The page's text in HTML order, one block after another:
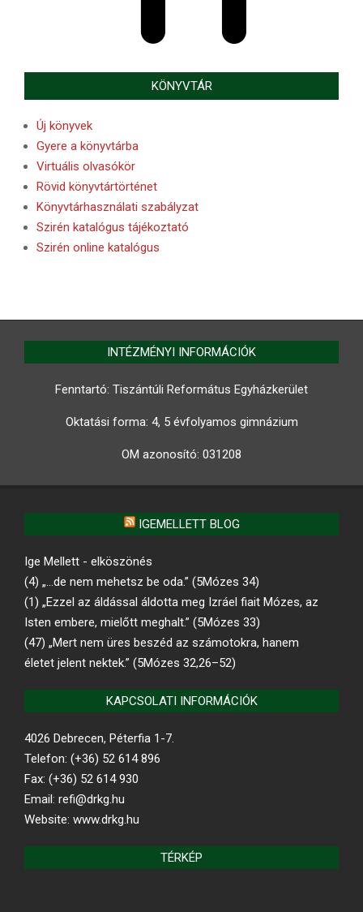
KÖNYVTÁR
Új könyvek
Gyere a könyvtárba
Virtuális olvasókör
Rövid könyvtártörténet
Könyvtárhasználati szabályzat
Szirén katalógus tájékoztató
Szirén online katalógus
INTÉZMÉNYI INFORMÁCIÓK
Fenntartó: Tiszántúli Református Egyházkerület
Oktatási forma: 4, 5 évfolyamos gimnázium
OM azonosító: 031208
IGEMELLETT BLOG
Ige Mellett - elköszönés
(4) „…de nem mehetsz be oda.” (5Mózes 34)
(1) „Ezzel az áldással áldotta meg Izráel fiait Mózes, az
Isten embere, mielőtt meghalt.” (5Mózes 33)
(47) „Mert nem üres beszéd az számotokra, hanem
életet jelent nektek.” (5Mózes 32,26–52)
KAPCSOLATI INFORMÁCIÓK
4026 Debrecen, Péterfia 1-7.
Telefon: (+36) 52 614 896
Fax: (+36) 52 614 930
Email: refi@drkg.hu
Website: www.drkg.hu
TÉRKÉP